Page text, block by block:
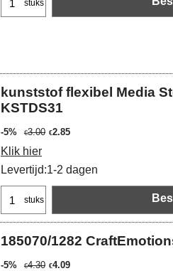
stuks
kunststof flexibel Media
KSTDS31
-5% €3.00 €2.85
Klik hier
Levertijd:1-2 dagen
stuks
185070/1282
-5% €4.30 €4.09